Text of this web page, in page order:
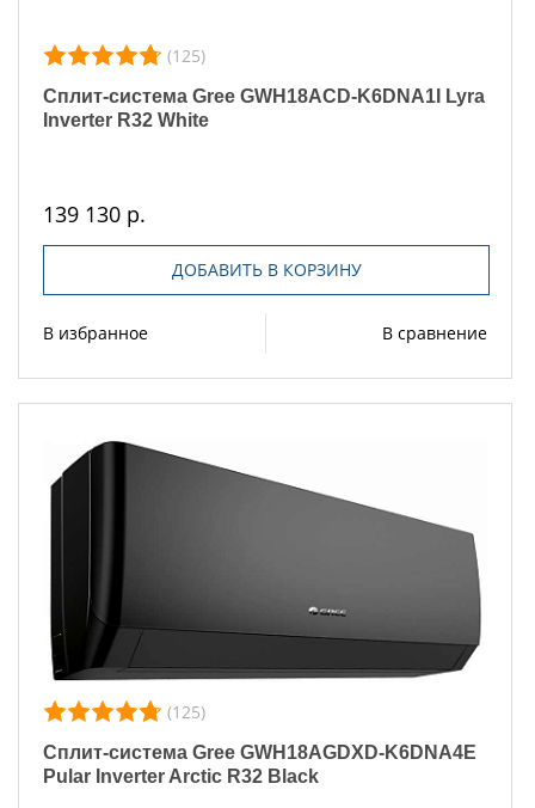
(125)
Сплит-система Gree GWH18ACD-K6DNA1I Lyra
Inverter R32 White
139 130 р.
ДОБАВИТЬ В КОРЗИНУ
В избранное В сравнение
(125)
Сплит-система Gree GWH18AGDXD-K6DNA4E
Pular Inverter Arctic R32 Black